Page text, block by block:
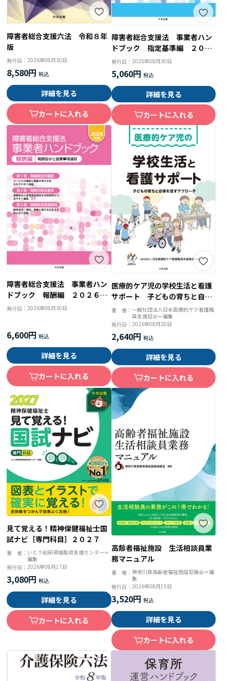
障害者総合支援六法 令和８年
版
発行日：2026年08月30日
8,580円
詳細を見る
カートに入れる
障害者総合支援法 事業者ハン
ドブック 指定基準編 ２０２
６年版 人員・設備・運営基準
とその解釈
発行日： 2026年08月30日
5,060円
詳細を見る
カートに入れる
障害者総合支援法 事業者ハン
ドブック 報酬編 ２０２６年
版 報酬告示と留意事項通知
発行日：2026年08月30日
6,600円
詳細を見る
カートに入れる
医療的ケア児の学校生活と看護
サポート 子どもの育ちと自律
を促すアプローチ
著 者： 一般社団法人日本医療的ケア看護職
員支援協会＝編集
発行日： 2026年08月20日
2,640円
詳細を見る
カートに入れる
見て覚える！精神保健福祉士国
試ナビ［専門科目］２０２７
著 者： いとう総研資格取得支援センター＝
編集
発行日：2026年08月17日
3,080円
詳細を見る
カートに入れる
高齢者福祉施設 生活相談員業
務マニュアル
著 者： 神奈川県高齢者福祉施設協議会＝編
集
発行日： 2026年08月15日
3,520円
詳細を見る
カートに入れる